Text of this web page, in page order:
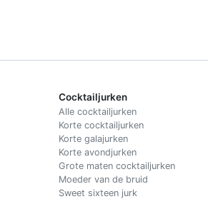
Cocktailjurken
Alle cocktailjurken
Korte cocktailjurken
Korte galajurken
Korte avondjurken
Grote maten cocktailjurken
Moeder van de bruid
Sweet sixteen jurk